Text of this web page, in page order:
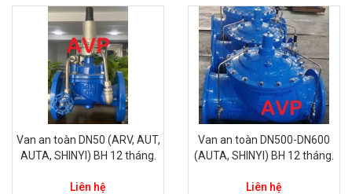
Van an toàn DN50 (ARV, AUT,
AUTA, SHINYI) BH 12 tháng.
Liên hệ
Van an toàn DN500-DN600
(AUTA, SHINYI) BH 12 tháng.
Liên hệ